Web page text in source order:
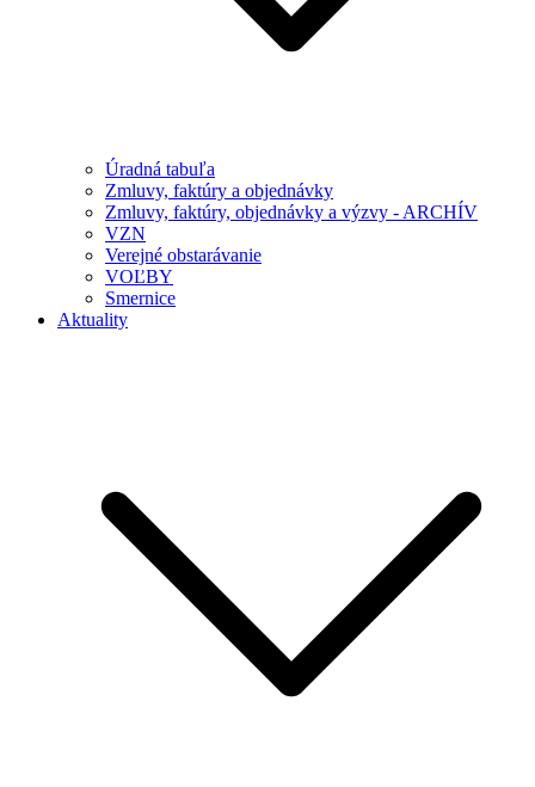
Úradná tabuľa
Zmluvy, faktúry a objednávky
Zmluvy, faktúry, objednávky a výzvy - ARCHÍV
VZN
Verejné obstarávanie
VOĽBY
Smernice
Aktuality